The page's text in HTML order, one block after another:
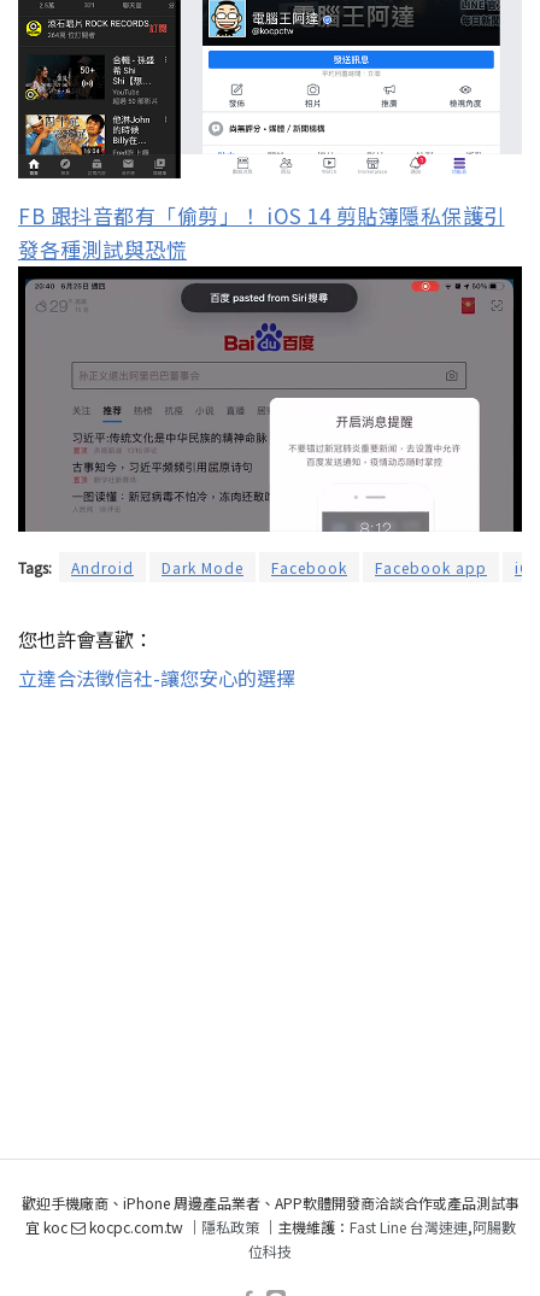
FB 跟抖音都有「偷剪」！ iOS 14 剪貼簿隱私保護引
發各種測試與恐慌
Tags: Android Dark Mode Facebook Facebook app iOS
您也許會喜歡：
立達合法徵信社-讓您安心的選擇
歡迎手機廠商、iPhone 周邊產品業者、APP軟體開發商洽談合作或產品測試事
宜 koc
kocpc.com.tw ｜ 隱私政策｜主機維護： Fast Line 台灣速連,阿腸數
位科技